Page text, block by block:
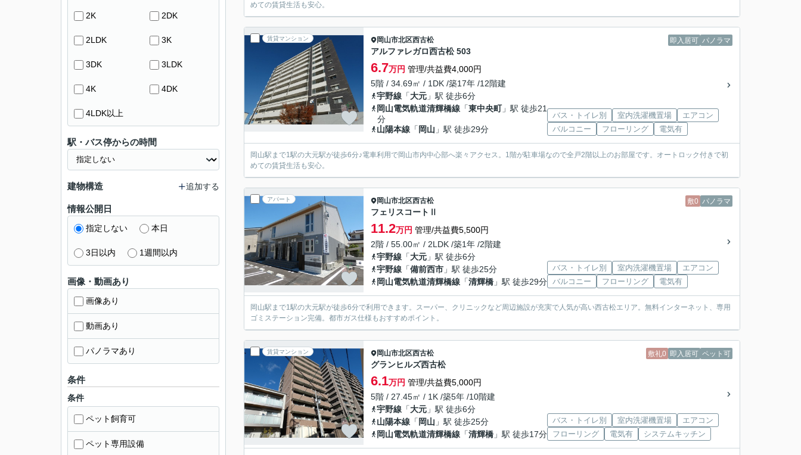
めての賃貸生活も安心。
賃貸マンション 即入居可 パノラマ
岡山市北区西古松
アルファレガロ西古松 503
6.7万円 管理/共益費4,000円
5階 / 34.69㎡ / 1DK /築17年 /12階建
宇野線 「大元 」駅 徒歩6分
岡山電気軌道清輝橋線 「東中央町」駅 徒歩21
分
山陽本線 「 岡山 」駅 徒歩29分
バス・トイレ別 室内洗濯機置場
エアコン
バルコニー
フローリング 電気有
岡山駅まで1駅の大元駅が徒歩6分♪電車利用で岡山市内中心部へ楽々アクセス。1階が駐車場なので全戸2階以上のお部屋です。オートロック付きで初
めての賃貸生活も安心。
アパート 敷0 パノラマ
岡山市北区西古松
フェリスコートⅡ
11.2万円 管理/共益費5,500円
2階 / 55.00㎡ / 2LDK /築1年 /2階建
宇野線 「大元 」駅 徒歩6分
宇野線 「備前西市 」駅 徒歩25分
岡山電気軌道清輝橋線 「清輝橋 」駅 徒歩29分
バス・トイレ別 室内洗濯機置場
エアコン
バルコニー
フローリング 電気有
岡山駅まで1駅の大元駅が徒歩6分で利用できます。スーパー、クリニックなど周辺施設が充実で人気が高い西古松エリア。無料インターネット、専用
ゴミステーション完備。都市ガス仕様もおすすめポイント。
賃貸マンション 敷礼0 即入居可 ペット可
岡山市北区西古松
グランヒルズ西古松
6.1万円 管理/共益費5,000円
5階 / 27.45㎡ / 1K /築5年 /10階建
宇野線 「大元 」駅 徒歩6分
山陽本線 「 岡山 」駅 徒歩25分
岡山電気軌道清輝橋線 「清輝橋 」駅 徒歩17分
バス・トイレ別 室内洗濯機置場
エアコン
フローリング
電気有 システムキッチン
2K 2DK
2LDK 3K
3DK 3LDK
4K 4DK
4LDK以上
駅・バス停からの時間
建物構造 追加する
情報公開日
指定しない 本日
3日以内 1週間以内
画像・動画あり
画像あり
動画あり
パノラマあり
条件
条件
ペット飼育可
ペット専用設備